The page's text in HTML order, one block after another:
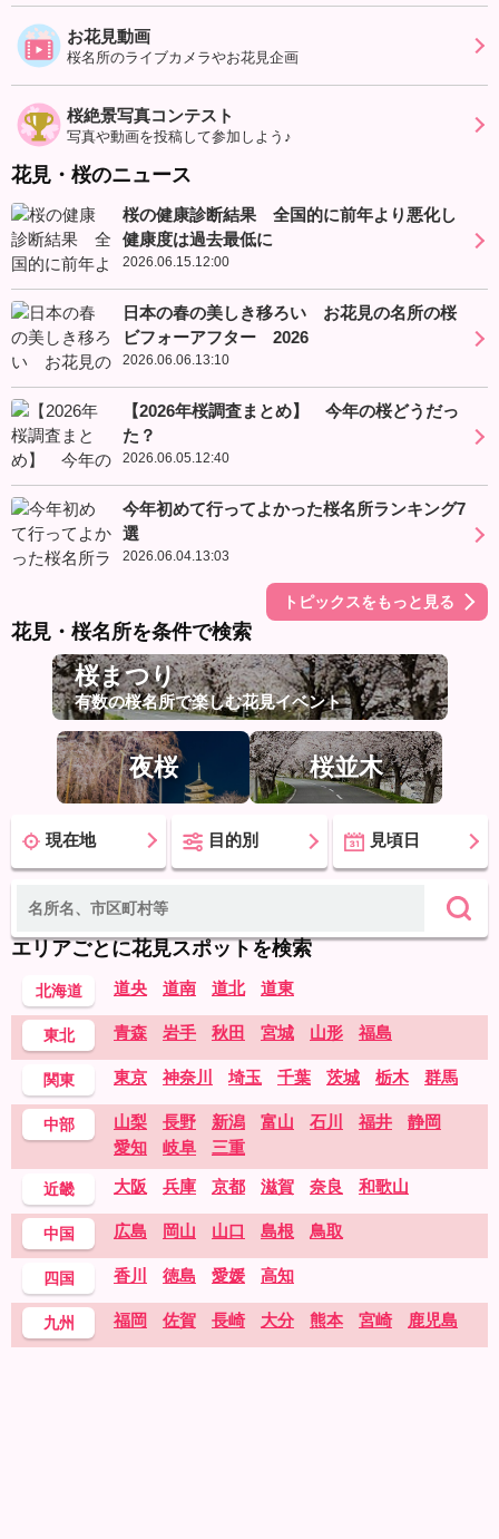
お花見動画
桜名所のライブカメラやお花見企画
桜絶景写真コンテスト
写真や動画を投稿して参加しよう♪
花見・桜のニュース
桜の健康診断結果 全国的に前年より悪化し
健康度は過去最低に
2026.06.15.12:00
日本の春の美しき移ろい お花見の名所の桜
ビフォーアフター 2026
2026.06.06.13:10
【2026年桜調査まとめ】 今年の桜どうだっ
た？
2026.06.05.12:40
今年初めて行ってよかった桜名所ランキング7
選
2026.06.04.13:03
トピックスをもっと見る
花見・桜名所を条件で検索
桜まつり
有数の桜名所で楽しむ花見イベント
夜桜 桜並木
現在地 目的別 見頃日
エリアごとに花見スポットを検索
北海道 道央 道南 道北 道東
東北 青森 岩手 秋田 宮城 山形 福島
関東 東京 神奈川 埼玉 千葉 茨城 栃木 群馬
中部 山梨 長野 新潟 富山 石川 福井
静岡
愛知
岐阜 三重
近畿 大阪 兵庫 京都 滋賀 奈良 和歌山
中国 広島 岡山 山口 島根 鳥取
四国 香川 徳島 愛媛 高知
九州 福岡 佐賀 長崎 大分 熊本 宮崎 鹿児島